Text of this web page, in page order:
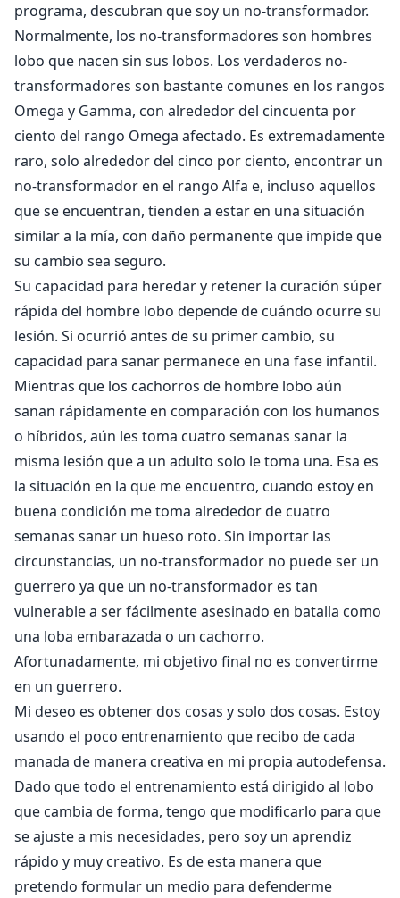
programa, descubran que soy un no-transformador.
Normalmente, los no-transformadores son hombres
lobo que nacen sin sus lobos. Los verdaderos no-
transformadores son bastante comunes en los rangos
Omega y Gamma, con alrededor del cincuenta por
ciento del rango Omega afectado. Es extremadamente
raro, solo alrededor del cinco por ciento, encontrar un
no-transformador en el rango Alfa e, incluso aquellos
que se encuentran, tienden a estar en una situación
similar a la mía, con daño permanente que impide que
su cambio sea seguro.
Su capacidad para heredar y retener la curación súper
rápida del hombre lobo depende de cuándo ocurre su
lesión. Si ocurrió antes de su primer cambio, su
capacidad para sanar permanece en una fase infantil.
Mientras que los cachorros de hombre lobo aún
sanan rápidamente en comparación con los humanos
o híbridos, aún les toma cuatro semanas sanar la
misma lesión que a un adulto solo le toma una. Esa es
la situación en la que me encuentro, cuando estoy en
buena condición me toma alrededor de cuatro
semanas sanar un hueso roto. Sin importar las
circunstancias, un no-transformador no puede ser un
guerrero ya que un no-transformador es tan
vulnerable a ser fácilmente asesinado en batalla como
una loba embarazada o un cachorro.
Afortunadamente, mi objetivo final no es convertirme
en un guerrero.
Mi deseo es obtener dos cosas y solo dos cosas. Estoy
usando el poco entrenamiento que recibo de cada
manada de manera creativa en mi propia autodefensa.
Dado que todo el entrenamiento está dirigido al lobo
que cambia de forma, tengo que modificarlo para que
se ajuste a mis necesidades, pero soy un aprendiz
rápido y muy creativo. Es de esta manera que
pretendo formular un medio para defenderme